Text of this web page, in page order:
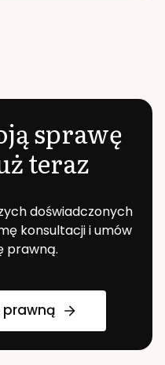
sprawę
teraz
doświadczonych
konsultacji i umów
prawną.
prawną